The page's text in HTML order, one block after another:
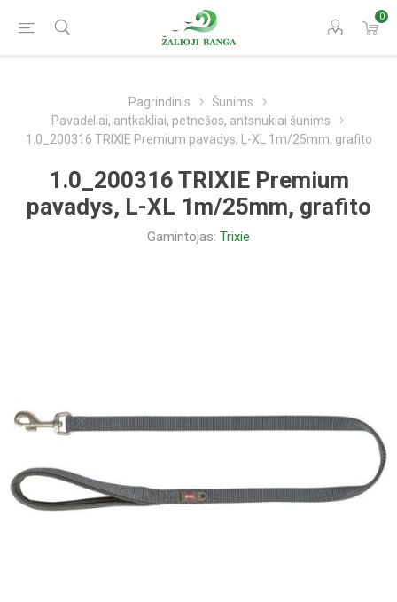
0
Pagrindinis
Šunims
Pavadėliai, antkakliai, petnešos, antsnukiai šunims
1.0_200316 TRIXIE Premium pavadys, L-XL 1m/25mm, grafito
1.0_200316 TRIXIE Premium
pavadys, L-XL 1m/25mm, grafito
Gamintojas: Trixie